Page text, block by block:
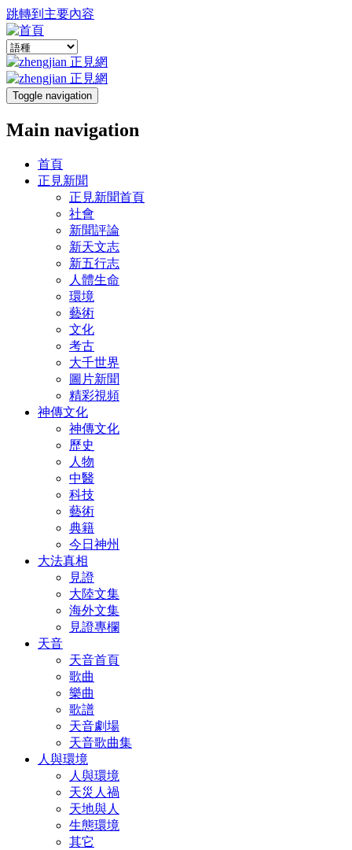
跳轉到主要內容
Toggle navigation
Main navigation
首頁
正見新聞
正見新聞首頁
社會
新聞評論
新天文志
新五行志
人體生命
環境
藝術
文化
考古
大千世界
圖片新聞
精彩視頻
神傳文化
神傳文化
歷史
人物
中醫
科技
藝術
典籍
今日神州
大法真相
見證
大陸文集
海外文集
見證專欄
天音
天音首頁
歌曲
樂曲
歌譜
天音劇場
天音歌曲集
人與環境
人與環境
天災人禍
天地與人
生態環境
其它